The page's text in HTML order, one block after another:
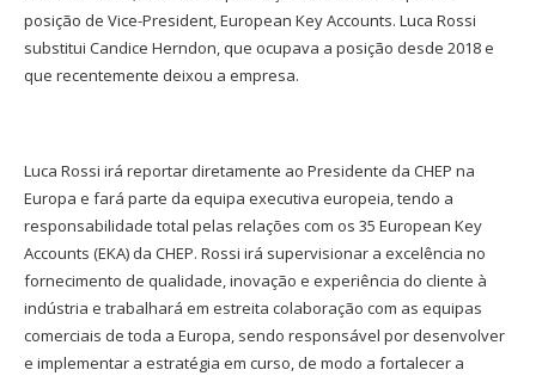
posição de Vice-President, European Key Accounts. Luca Rossi
substitui Candice Herndon, que ocupava a posição desde 2018 e
que recentemente deixou a empresa.
Luca Rossi irá reportar diretamente ao Presidente da CHEP na
Europa e fará parte da equipa executiva europeia, tendo a
responsabilidade total pelas relações com os 35 European Key
Accounts (EKA) da CHEP. Rossi irá supervisionar a excelência no
fornecimento de qualidade, inovação e experiência do cliente à
indústria e trabalhará em estreita colaboração com as equipas
comerciais de toda a Europa, sendo responsável por desenvolver
e implementar a estratégia em curso, de modo a fortalecer a